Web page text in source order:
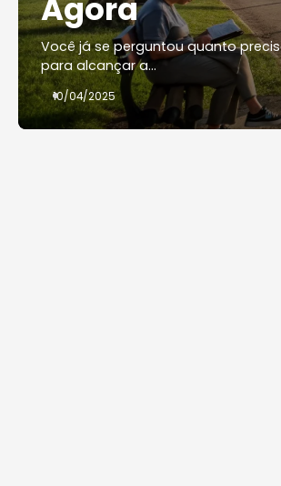
Agora
Você já se perguntou quanto
para alcançar a…
10/04/2025